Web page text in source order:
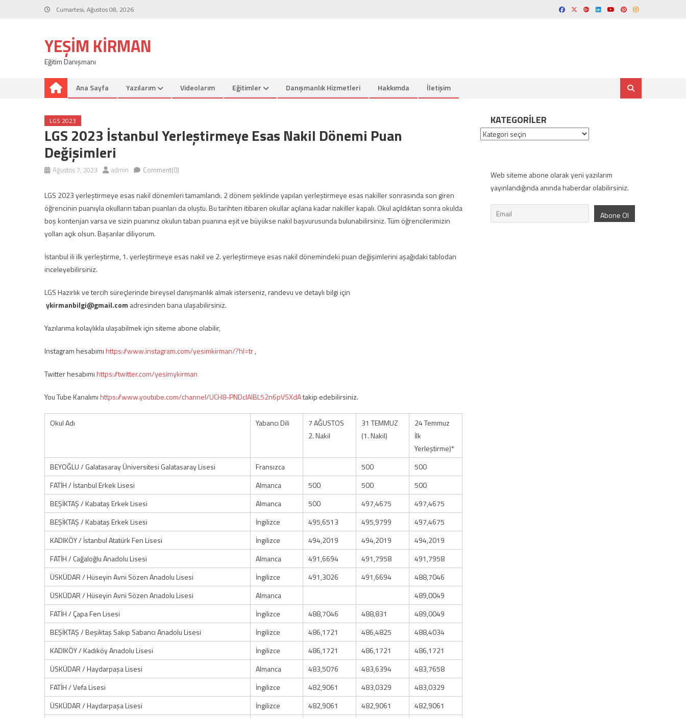
Cumartesi, Ağustos 08, 2026
YEŞIM KIRMAN
Eğitim Danışmanı
Ana Sayfa Yazılarım Videolarım Eğitimler Danışmanlık Hizmetleri Hakkımda İletişim
LGS 2023
LGS 2023 İstanbul Yerleştirmeye Esas Nakil Dönemi Puan
Değişimleri
Ağustos 7, 2023 admin Comment(0)
LGS 2023 yerleştirmeye esas nakil dönemleri tamamlandı. 2 dönem şeklinde yapılan yerleştirmeye esas nakiller sonrasında son giren
öğrencinin puanıyla okulların taban puanları da oluştu. Bu tarihten itibaren okullar açılana kadar nakiller kapalı. Okul açıldıktan sonra okulda
boş kontenjan varsa ve sizin puanınız okulun taban puanına eşit ve büyükse nakil başvurusunda bulunabilirsiniz. Tüm öğrencilerimizin
yolları açık olsun. Başarılar diliyorum.
İstanbul ili ilk yerleştirme, 1. yerleştirmeye esas nakil ve 2. yerleştirmeye esas nakil dönemindeki puan değişimlerini aşağıdaki tablodan
inceleyebilirsiniz.
LGS Hazırlık ve tercih süreçlerinde bireysel danışmanlık almak isterseniz, randevu ve detaylı bilgi için
ykirmanbilgi@gmail.com adresinden bana ulaşabilirsiniz.
Yazılarıma kolaylıkla ulaşabilmek için siteme abone olabilir,
Instagram hesabımıhttps://www.instagram.com/yesimkirman/?hl=tr,
Twitter hesabımıhttps://twitter.com/yesimykirman
You Tube Kanalımıhttps://www.youtube.com/channel/UCH8-PNDcIAlBL52n6pVSXdAtakip edebilirsiniz.
Okul Adı Yabancı Dili
7 AĞUSTOS
2. Nakil
31 TEMMUZ
(1. Nakil)
24 Temmuz
İlk
Yerleştirme)*
BEYOĞLU / Galatasaray Üniversitesi Galatasaray Lisesi
Fransızca 500
500
FATİH / İstanbul Erkek Lisesi
Almanca 500 500
500
BEŞİKTAŞ / Kabataş Erkek Lisesi
Almanca 500 497,4675
497,4675
BEŞİKTAŞ / Kabataş Erkek Lisesi
İngilizce 495,6513 495,9799
497,4675
KADIKÖY / İstanbul Atatürk Fen Lisesi
İngilizce 494,2019 494,2019
494,2019
FATİH / Cağaloğlu Anadolu Lisesi
Almanca 491,6694 491,7958
491,7958
ÜSKÜDAR / Hüseyin Avni Sözen Anadolu Lisesi
İngilizce 491,3026 491,6694
488,7046
ÜSKÜDAR / Hüseyin Avni Sözen Anadolu Lisesi
Almanca
489,0049
FATİH / Çapa Fen Lisesi
İngilizce 488,7046 488,831
489,0049
BEŞİKTAŞ / Beşiktaş Sakıp Sabancı Anadolu Lisesi
İngilizce 486,1721 486,4825
488,4034
KADIKÖY / Kadıköy Anadolu Lisesi
İngilizce 486,1721 486,1721
486,1721
ÜSKÜDAR / Haydarpaşa Lisesi
Almanca 483,5076 483,6394
483,7658
FATİH / Vefa Lisesi
İngilizce 482,9061 483,0329
483,0329
ÜSKÜDAR / Haydarpaşa Lisesi
İngilizce 482,9061 482,9061
482,9061
KATEGORILER
Kategoriler
Web siteme abone olarak yeni yazılarım
yayınlandığında anında haberdar olabilirsiniz.